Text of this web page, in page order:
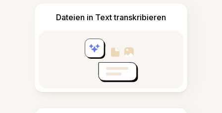
Dateien in Text transkribieren